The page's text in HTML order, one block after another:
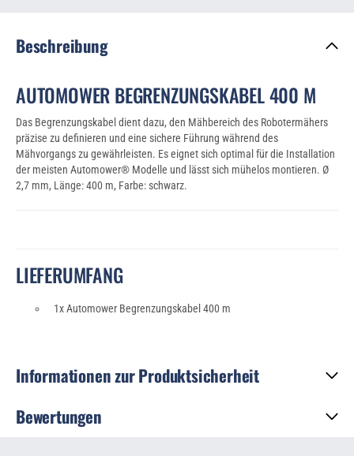
Beschreibung
AUTOMOWER BEGRENZUNGSKABEL 400 M
Das Begrenzungskabel dient dazu, den Mähbereich des Robotermähers
präzise zu definieren und eine sichere Führung während des
Mähvorgangs zu gewährleisten. Es eignet sich optimal für die Installation
der meisten Automower® Modelle und lässt sich mühelos montieren. Ø
2,7 mm, Länge: 400 m, Farbe: schwarz.
LIEFERUMFANG
1x Automower Begrenzungskabel 400 m
Informationen zur Produktsicherheit
Bewertungen